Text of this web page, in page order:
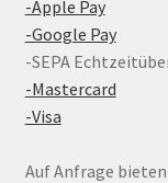
-Apple Pay
-Google Pay
-SEPA
-Mastercard
-Visa
Auf Anfrage